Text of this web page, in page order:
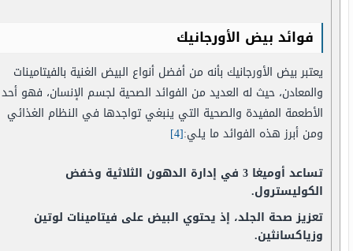
فوائد بيض الأورجانيك
يعتبر بيض الأورجانيك بأنه من أفضل أنواع البيض الغنية بالفيتامينات
والمعادن، حيث له العديد من الفوائد الصحية لجسم الإنسان، فهو أحد
الأطعمة المفيدة والصحية التي ينبغي تواجدها في النظام الغذائي
ومن أبرز هذه الفوائد ما يلي:[4]
تساعد أوميغا 3 في إدارة الدهون الثلاثية وخفض
الكوليسترول.
تعزيز صحة الجلد، إذ يحتوي البيض على فيتامينات لوتين
وزياكسانثين.